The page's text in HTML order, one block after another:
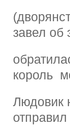
завел об
король
Людовик